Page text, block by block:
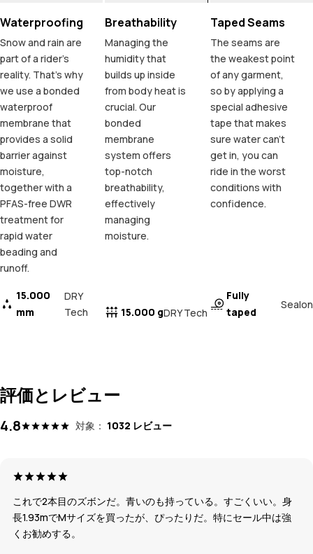
Waterproofing
Snow and rain are
part of a rider's
reality. That's why
we use a bonded
waterproof
membrane that
provides a solid
barrier against
moisture,
together with a
PFAS-free DWR
treatment for
rapid water
beading and
runoff.
15.000
mm
DRY
Tech
Breathability
Managing the
humidity that
builds up inside
from body heat is
crucial. Our
bonded
membrane
system offers
top-notch
breathability,
effectively
managing
moisture.
15.000 gDRY Tech
Taped Seams
The seams are
the weakest point
of any garment,
so by applying a
special adhesive
tape that makes
sure water can't
get in, you can
ride in the worst
conditions with
confidence.
Fully
taped
Sealon
評価とレビュー
4.8 対象： 1032 レビュー
これで2本目のズボンだ。青いのも持っている。すごくいい。身
長1.93mでMサイズを買ったが、ぴったりだ。特にセール中は強
くお勧めする。